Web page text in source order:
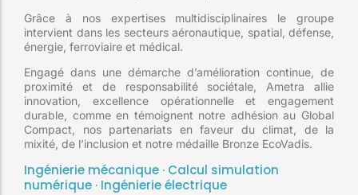
Grâce à nos expertises multidisciplinaires le groupe
intervient dans les secteurs aéronautique, spatial, défense,
énergie, ferroviaire et médical.
Engagé dans une démarche d’amélioration continue, de
proximité et de responsabilité sociétale, Ametra allie
innovation, excellence opérationnelle et engagement
durable, comme en témoignent notre adhésion au Global
Compact, nos partenariats en faveur du climat, de la
mixité, de l’inclusion et notre médaille Bronze EcoVadis.
Ingénierie mécanique · Calcul simulation
numérique · Ingénierie électrique